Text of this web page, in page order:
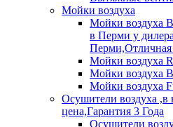
Мойки воздуха
Мойки воздуха
в Перми у
Перми,Отличная
Мойки воздуха
Мойки воздуха
Мойки воздуха
Осушители воздуха
цена,Гарантия 3 Года
Осушители